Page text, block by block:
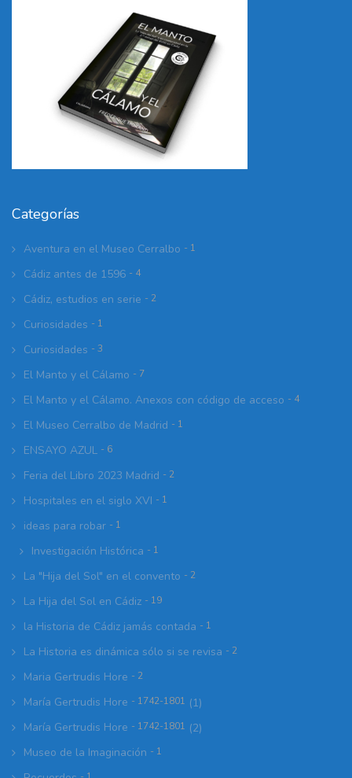
Categorías
Aventura en el Museo Cerralbo - 1
Cádiz antes de 1596 - 4
Cádiz, estudios en serie - 2
Curiosidades - 1
Curiosidades - 3
El Manto y el Cálamo - 7
El Manto y el Cálamo. Anexos con código de acceso - 4
El Museo Cerralbo de Madrid - 1
ENSAYO AZUL - 6
Feria del Libro 2023 Madrid - 2
Hospitales en el siglo XVI - 1
ideas para robar - 1
Investigación Histórica - 1
La "Hija del Sol" en el convento - 2
La Hija del Sol en Cádiz - 19
la Historia de Cádiz jamás contada - 1
La Historia es dinámica sólo si se revisa - 2
Maria Gertrudis Hore - 2
María Gertrudis Hore - 1742-1801 (1)
María Gertrudis Hore - 1742-1801 (2)
Museo de la Imaginación - 1